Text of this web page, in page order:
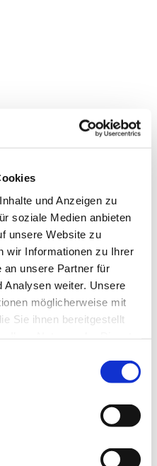
und Anzeigen zu
soziale Medien anbieten
unsere Website zu
wir Informationen zu Ihrer
an unsere Partner für
Analysen weiter. Unsere
möglicherweise mit
Sie ihnen bereitgestellt
Sie auch